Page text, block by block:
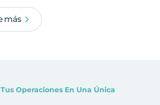
más
Operaciones En Una Única